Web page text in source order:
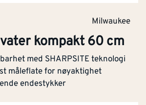
Milwaukee
kompakt 60 cm
med SHARPSITE teknologi
måleflate for nøyaktighet
endestykker